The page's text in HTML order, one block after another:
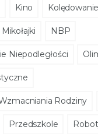
Kino Kolędowanie
Mikołajki NBP
Niepodległości
Rodziny
Przedszkole